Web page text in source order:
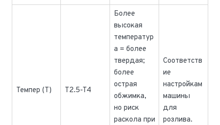
Темпер (T) T2.5-T4
Более
высокая
температур
а = более
твердая;
более
острая
обжимка,
но риск
раскола при
Соответств
ие
настройкам
машины
для
розлива.